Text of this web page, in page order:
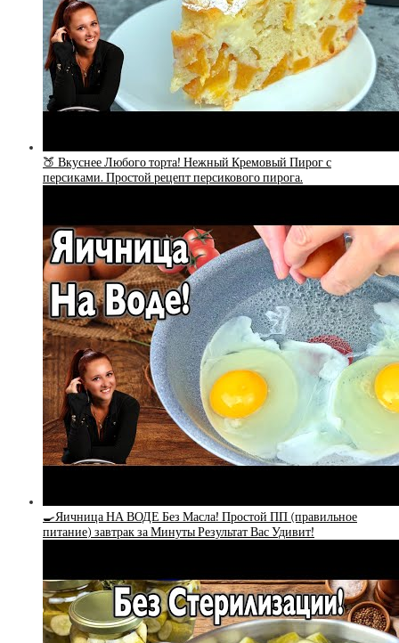
🍑 Вкуснее Любого торта! Нежный Кремовый Пирог с
персиками. Простой рецепт персикового пирога.
🍳Яичница НА ВОДЕ Без Масла! Простой ПП (правильное
питание) завтрак за Минуты Результат Вас Удивит!